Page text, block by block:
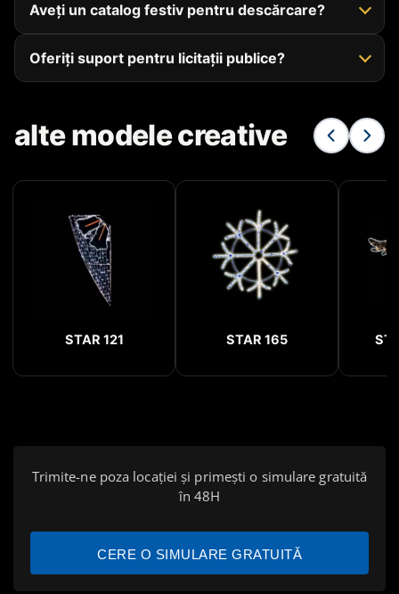
Aveți un catalog festiv pentru descărcare?
Oferiți suport pentru licitații publice?
alte modele creative
STAR 121 STAR 165
Trimite-ne poza locației și primești o simulare gratuită
în 48H
CERE O SIMULARE GRATUITĂ